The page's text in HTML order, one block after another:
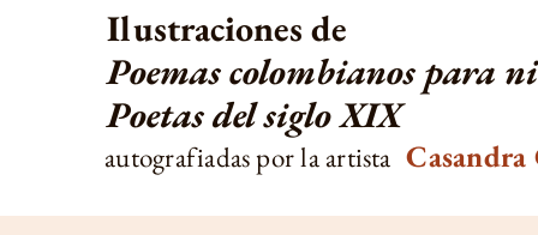
Ilustraciones de
Poemas colombianos para
Poetas del siglo XIX
autografiadas por la artista